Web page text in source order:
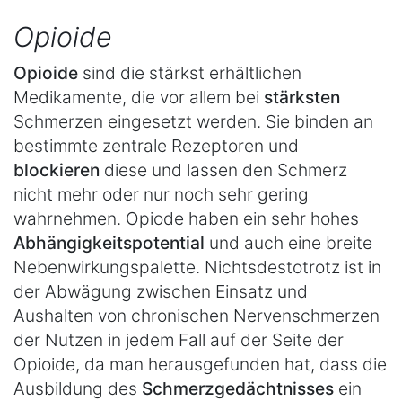
Opioide
Opioide sind die stärkst erhältlichen
Medikamente, die vor allem bei stärksten
Schmerzen eingesetzt werden. Sie binden an
bestimmte zentrale Rezeptoren und
blockieren diese und lassen den Schmerz
nicht mehr oder nur noch sehr gering
wahrnehmen. Opiode haben ein sehr hohes
Abhängigkeitspotential und auch eine breite
Nebenwirkungspalette. Nichtsdestotrotz ist in
der Abwägung zwischen Einsatz und
Aushalten von chronischen Nervenschmerzen
der Nutzen in jedem Fall auf der Seite der
Opioide, da man herausgefunden hat, dass die
Ausbildung des Schmerzgedächtnisses ein